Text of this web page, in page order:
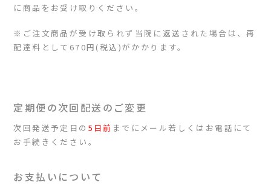
に商品をお受け取りください。
※ご注文商品が受け取られず当院に返送された場合は、再
配達料として670円(税込)がかかります。
定期便の次回配送のご変更
次回発送予定日の 5日前 までにメール若しくはお電話にて
お手続きください。
お支払いについて